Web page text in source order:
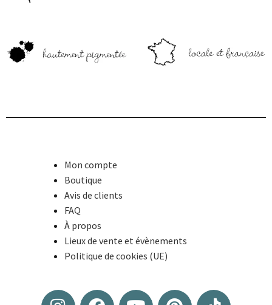
Mon compte
Boutique
Avis de clients
FAQ
À propos
Lieux de vente et évènements
Politique de cookies (UE)